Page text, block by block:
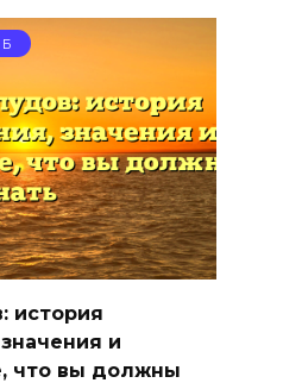
история
и
что вы должны